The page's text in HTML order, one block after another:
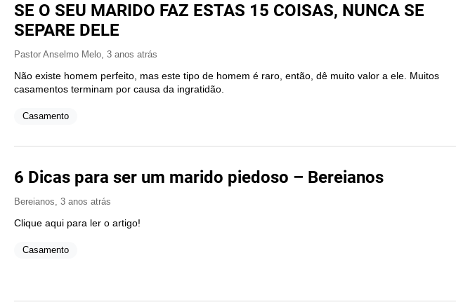
SE O SEU MARIDO FAZ ESTAS 15 COISAS, NUNCA SE
SEPARE DELE
Pastor Anselmo Melo, 3 anos atrás
Não existe homem perfeito, mas este tipo de homem é raro, então, dê muito valor a ele. Muitos
casamentos terminam por causa da ingratidão.
Casamento
6 Dicas para ser um marido piedoso – Bereianos
Bereianos 3 anos atrás
Clique aqui para ler o artigo!
Casamento